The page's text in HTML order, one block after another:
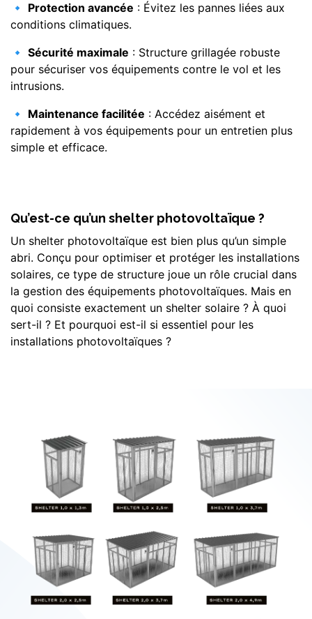
🔹 Protection avancée : Évitez les pannes liées aux
conditions climatiques.
🔹 Sécurité maximale : Structure grillagée robuste
pour sécuriser vos équipements contre le vol et les
intrusions.
🔹 Maintenance facilitée : Accédez aisément et
rapidement à vos équipements pour un entretien plus
simple et efficace.
Qu’est-ce qu’un shelter photovoltaïque ?
Un shelter photovoltaïque est bien plus qu’un simple
abri. Conçu pour optimiser et protéger les installations
solaires, ce type de structure joue un rôle crucial dans
la gestion des équipements photovoltaïques. Mais en
quoi consiste exactement un shelter solaire ? À quoi
sert-il ? Et pourquoi est-il si essentiel pour les
installations photovoltaïques ?